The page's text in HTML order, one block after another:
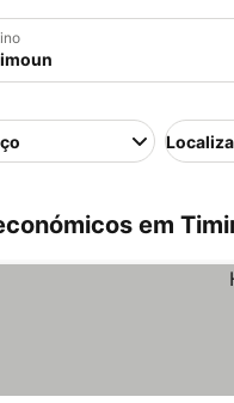
em